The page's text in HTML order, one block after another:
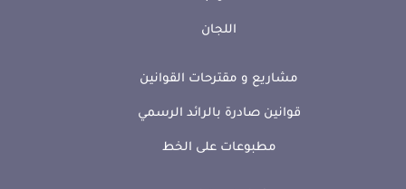
اللجان
مشاريع و مقترحات القوانين
قوانين صادرة بالرائد الرسمي
مطبوعات على الخط